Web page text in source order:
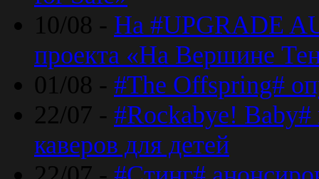
10/08 - На #UPGRADE
проекта «На Вершине
01/08 - #The Offspring#
22/07 - #Rockabye!
каверов для детей